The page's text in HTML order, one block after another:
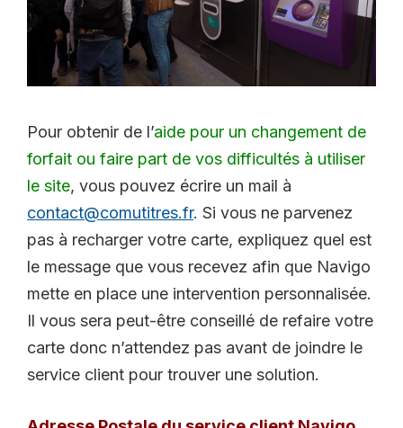
Pour obtenir de l’aide pour un changement de
forfait ou faire part de vos difficultés à utiliser
le site, vous pouvez écrire un mail à
contact@comutitres.fr. Si vous ne parvenez
pas à recharger votre carte, expliquez quel est
le message que vous recevez afin que Navigo
mette en place une intervention personnalisée.
Il vous sera peut-être conseillé de refaire votre
carte donc n’attendez pas avant de joindre le
service client pour trouver une solution.